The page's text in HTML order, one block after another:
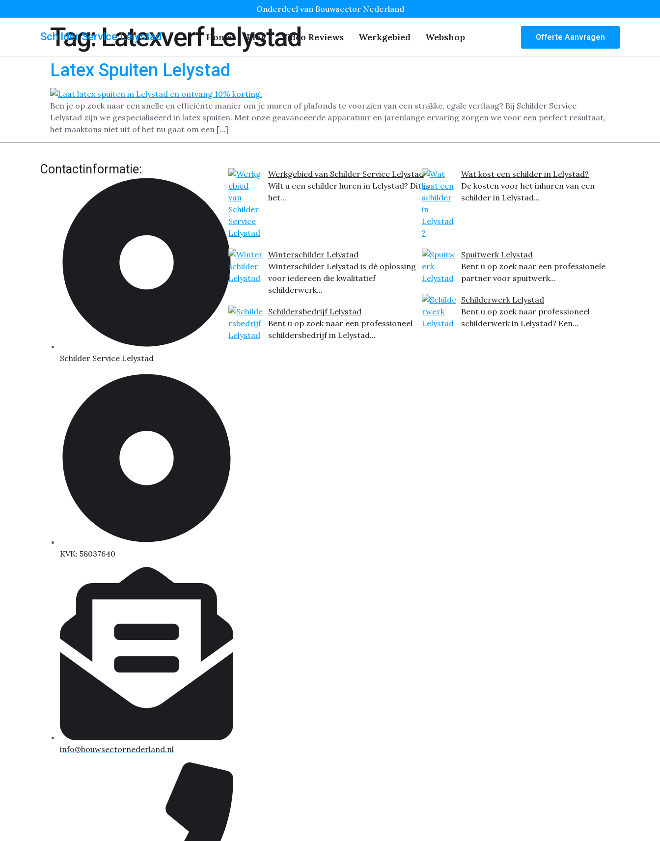
Onderdeel van Bouwsector Nederland
Schilder Service Lelystad Home Blog Video Reviews Werkgebied Webshop Offerte Aanvragen
Tag:Latexverf Lelystad
Latex Spuiten Lelystad
Ben je op zoek naar een snelle en efficiënte manier om je muren of plafonds te voorzien van een strakke, egale verflaag? Bij Schilder Service
Lelystad zijn we gespecialiseerd in latex spuiten. Met onze geavanceerde apparatuur en jarenlange ervaring zorgen we voor een perfect resultaat,
het maaktons niet uit of het nu gaat om een […]
Contactinformatie:
Schilder Service Lelystad
KVK: 58037640
info@bouwsectornederland.nl
Werkgebied van Schilder Service Lelystad
Wilt u een schilder huren in Lelystad? Dit is
het...
Winterschilder Lelystad
Winterschilder Lelystad is dé oplossing
voor iedereen die kwalitatief
schilderwerk...
Schildersbedrijf Lelystad
Bent u op zoek naar een professioneel
schildersbedrijf in Lelystad...
Wat kost een schilder in Lelystad?
De kosten voor het inhuren van een
schilder in Lelystad...
Spuitwerk Lelystad
Bent u op zoek naar een professionele
partner voor spuitwerk...
Schilderwerk Lelystad
Bent u op zoek naar professioneel
schilderwerk in Lelystad? Een...